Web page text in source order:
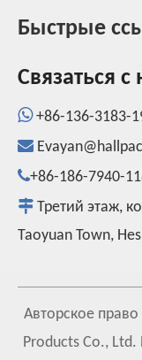
Быстрые
Связаться с
 +86-136-3183-

+86-186-7940-
 Третий этаж,
Taoyuan Town,
Авторское
Products Co.,